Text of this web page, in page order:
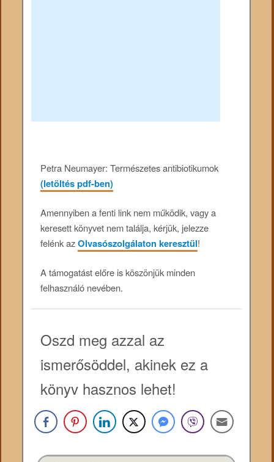
Petra Neumayer: Természetes antibiotikumok
(letöltés pdf-ben)
Amennyiben a fenti link nem működik, vagy a
keresett könyvet nem találja, kérjük, jelezze
felénk azOlvasószolgálaton keresztül!
A támogatást előre is köszönjük minden
felhasználó nevében.
Oszd meg azzal az
ismerősöddel, akinek ez a
könyv hasznos lehet!